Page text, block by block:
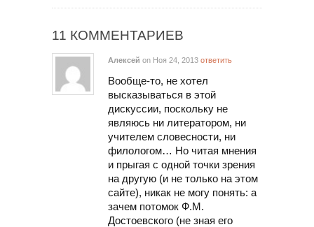
11 КОММЕНТАРИЕВ
Алексей on Ноя 24, 2013 ответить
Вообще-то, не хотел
высказываться в этой
дискуссии, поскольку не
являюсь ни литератором, ни
учителем словесности, ни
филологом… Но читая мнения
и прыгая с одной точки зрения
на другую (и не только на этом
сайте), никак не могу понять: а
зачем потомок Ф.М.
Достоевского (не зная его